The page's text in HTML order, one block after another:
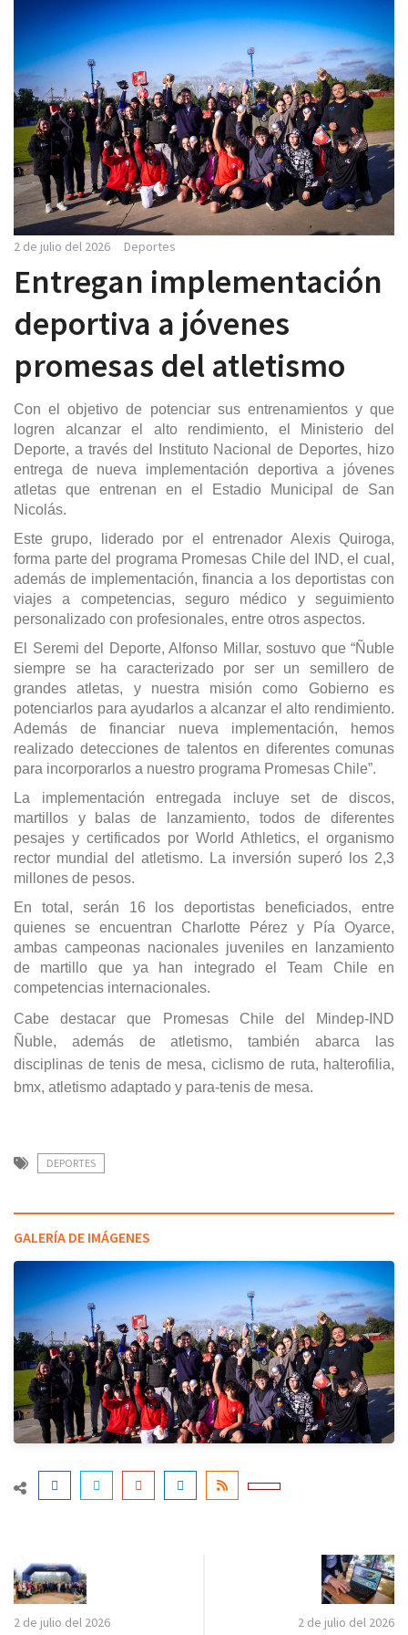
2 de julio del 2026 Deportes
Entregan implementación
deportiva a jóvenes
promesas del atletismo
Con el objetivo de potenciar sus entrenamientos y que
logren alcanzar el alto rendimiento, el Ministerio del
Deporte, a través del Instituto Nacional de Deportes, hizo
entrega de nueva implementación deportiva a jóvenes
atletas que entrenan en el Estadio Municipal de San
Nicolás.
Este grupo, liderado por el entrenador Alexis Quiroga,
forma parte del programa Promesas Chile del IND, el cual,
además de implementación, financia a los deportistas con
viajes a competencias, seguro médico y seguimiento
personalizado con profesionales, entre otros aspectos.
El Seremi del Deporte, Alfonso Millar, sostuvo que “Ñuble
siempre se ha caracterizado por ser un semillero de
grandes atletas, y nuestra misión como Gobierno es
potenciarlos para ayudarlos a alcanzar el alto rendimiento.
Además de financiar nueva implementación, hemos
realizado detecciones de talentos en diferentes comunas
para incorporarlos a nuestro programa Promesas Chile”.
La implementación entregada incluye set de discos,
martillos y balas de lanzamiento, todos de diferentes
pesajes y certificados por World Athletics, el organismo
rector mundial del atletismo. La inversión superó los 2,3
millones de pesos.
En total, serán 16 los deportistas beneficiados, entre
quienes se encuentran Charlotte Pérez y Pía Oyarce,
ambas campeonas nacionales juveniles en lanzamiento
de martillo que ya han integrado el Team Chile en
competencias internacionales.
Cabe destacar que Promesas Chile del Mindep-IND
Ñuble, además de atletismo, también abarca las
disciplinas de tenis de mesa, ciclismo de ruta, halterofilia,
bmx, atletismo adaptado y para-tenis de mesa.
DEPORTES
GALERÍA DE IMÁGENES
2 de julio del 2026 2 de julio del 2026